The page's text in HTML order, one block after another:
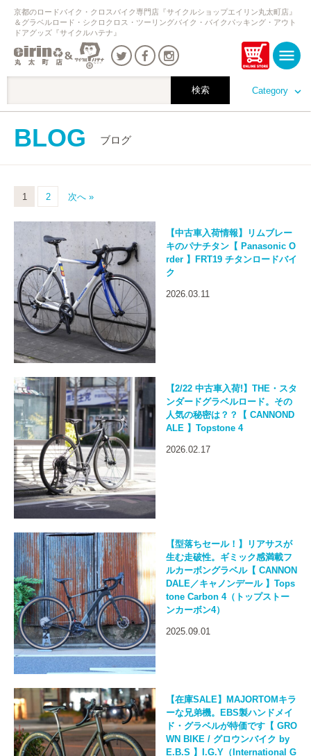
Category
京都のロードバイク・クロスバイク専門店『サイクルショップエイリン丸太町店』
＆グラベルロード・シクロクロス・ツーリングバイク・バイクパッキング・アウト
ドアグッズ『サイクルハテナ』
BLOG ブログ
1 2 次へ »
【中古車入荷情報】リムブレー
キのパナチタン【 Panasonic O
rder 】FRT19 チタンロードバイ
ク
2026.03.11
【2/22 中古車入荷!】THE・スタ
ンダードグラベルロード。その
人気の秘密は？？【 CANNOND
ALE 】Topstone 4
2026.02.17
【型落ちセール！】リアサスが
生む走破性。ギミック感満載フ
ルカーボングラベル【 CANNON
DALE／キャノンデール 】Tops
tone Carbon 4（トップストー
ンカーボン4）
2025.09.01
【在庫SALE】MAJORTOMキラ
ーな兄弟機。EBS製ハンドメイ
ド・グラベルが特価です【 GRO
WN BIKE / グロウンバイク by
E.B.S 】I.G.Y（International G